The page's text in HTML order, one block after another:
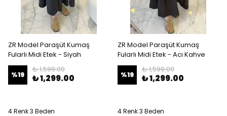
ZR Model Paraşüt Kumaş
Fularlı Midi Etek - Siyah
%19
₺ 1,599.00
₺ 1,299.00
4 Renk 3 Beden
ZR Model Paraşüt Kumaş
Fularlı Midi Etek - Acı Kahve
%19
₺ 1,599.00
₺ 1,299.00
4 Renk 3 Beden